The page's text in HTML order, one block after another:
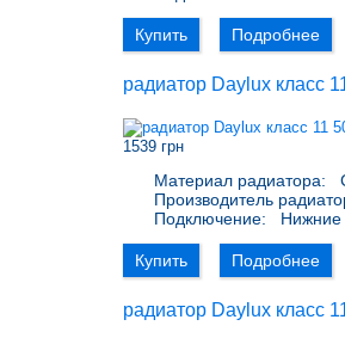
Купить Подробнее
радиатор Daylux класс
1539 грн
Материал радиатора:
Производитель
Подключение:
Нижние
Купить Подробнее
радиатор Daylux класс